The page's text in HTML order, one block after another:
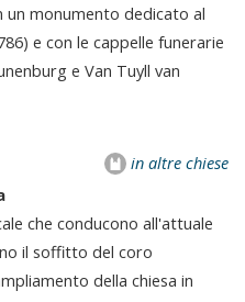
un monumento dedicato al
e con le cappelle funerarie
e Van Tuyll van
in altre chiese
che conducono all'attuale
il soffitto del coro
della chiesa in